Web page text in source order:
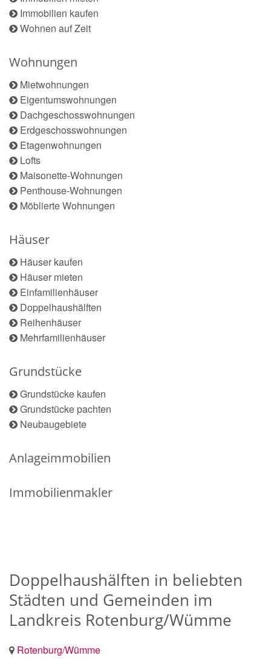
Immobilien kaufen
Wohnen auf Zeit
Wohnungen
Mietwohnungen
Eigentumswohnungen
Dachgeschosswohnungen
Erdgeschosswohnungen
Etagenwohnungen
Lofts
Maisonette-Wohnungen
Penthouse-Wohnungen
Möblierte Wohnungen
Häuser
Häuser kaufen
Häuser mieten
Einfamilienhäuser
Doppelhaushälften
Reihenhäuser
Mehrfamilienhäuser
Grundstücke
Grundstücke kaufen
Grundstücke pachten
Neubaugebiete
Anlageimmobilien
Immobilienmakler
Doppelhaushälften in beliebten
Städten und Gemeinden im
Landkreis Rotenburg/Wümme
Rotenburg/Wümme